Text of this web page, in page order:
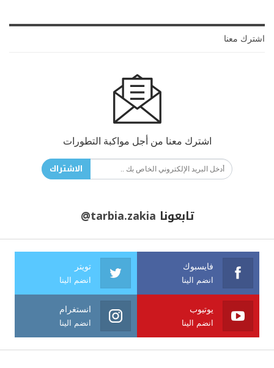
اشترك معنا
اشترك معنا من أجل مواكبة التطورات
الاشتراك
تابعونا @tarbia.zakia
فايسبوك
انضم الينا
تويتر
انضم الينا
يوتيوب
انضم الينا
انستغرام
انضم الينا